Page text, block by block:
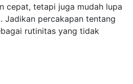
cepat, tetapi juga mudah lupa
Jadikan percakapan tentang
rutinitas yang tidak